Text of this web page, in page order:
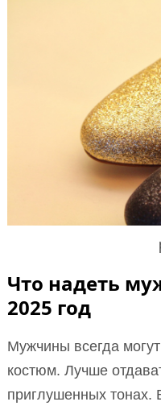
Что надеть
2025 год
Мужчины всегда
костюм. Лучше
приглушенных тонах.